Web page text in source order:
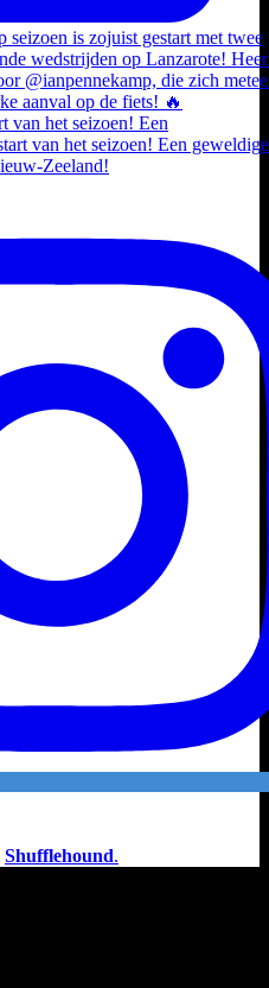
van het seizoen! Een
Shufflehound.